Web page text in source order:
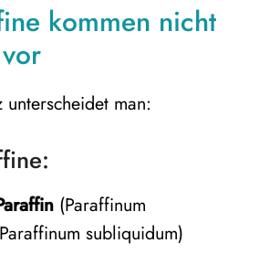
kommen nicht
unterscheidet man:
(Paraffinum
subliquidum)